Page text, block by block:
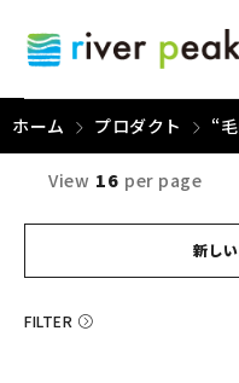
ホーム プロダクト “
FILTER
新し
View 16 per page